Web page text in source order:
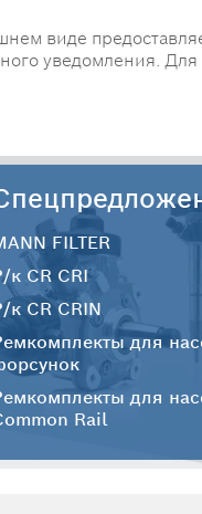
виде
уведомления.
FILTER
к CR CRI
к CR CRIN
для
для
Rail